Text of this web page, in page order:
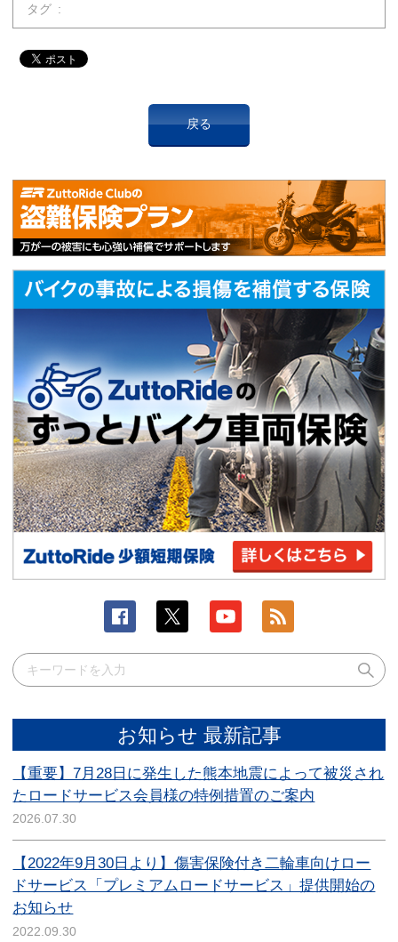
タグ
戻る
お知らせ 最新記事
【重要】7月28日に発生した熊本地震によって被災され
たロードサービス会員様の特例措置のご案内
2026.07.30
【2022年9月30日より】傷害保険付き二輪車向けロー
ドサービス「プレミアムロードサービス」提供開始の
お知らせ
2022.09.30